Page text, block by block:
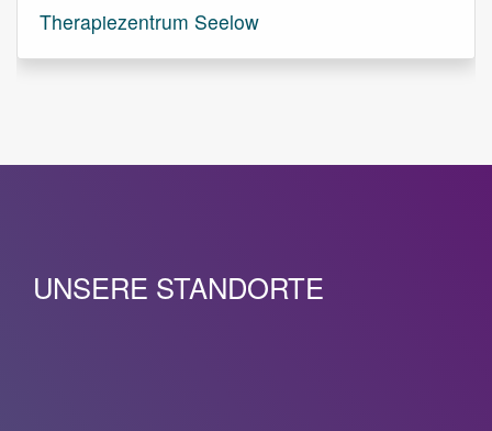
Therapiezentrum Seelow
UNSERE STANDORTE